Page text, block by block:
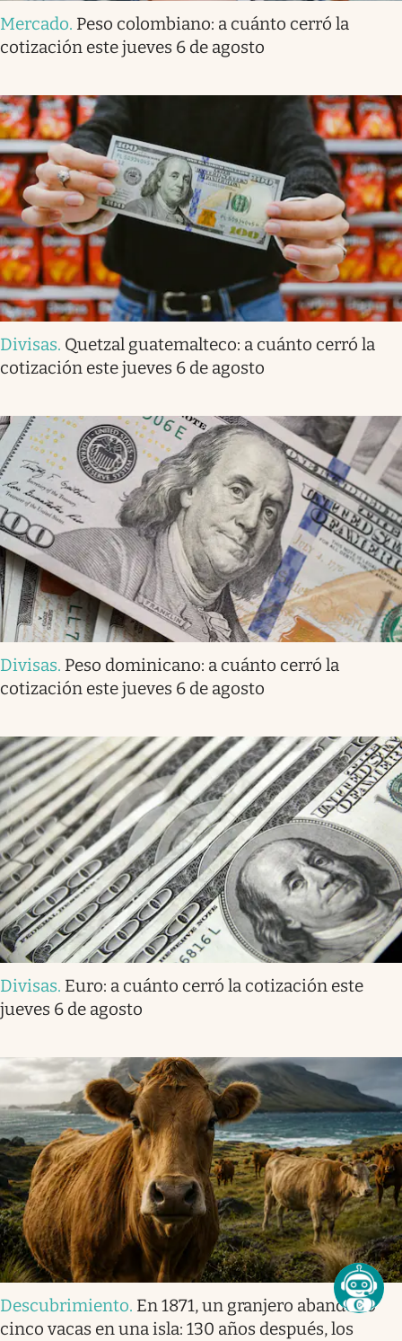
Mercado. Peso colombiano: a cuánto cerró la
cotización este jueves 6 de agosto
Divisas. Quetzal guatemalteco: a cuánto cerró la
cotización este jueves 6 de agosto
Divisas. Peso dominicano: a cuánto cerró la
cotización este jueves 6 de agosto
Divisas. Euro: a cuánto cerró la cotización este
jueves 6 de agosto
Descubrimiento. En 1871, un granjero abandonó
cinco vacas en una isla: 130 años después, los